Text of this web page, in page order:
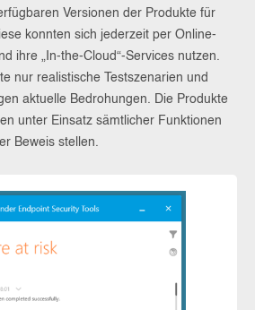
Versionen der Produkte für
konnten sich jederzeit per Online-
ihre „In-the-Cloud“-Services nutzen.
nur realistische Testszenarien und
aktuelle Bedrohungen. Die Produkte
unter Einsatz sämtlicher Funktionen
Beweis stellen.